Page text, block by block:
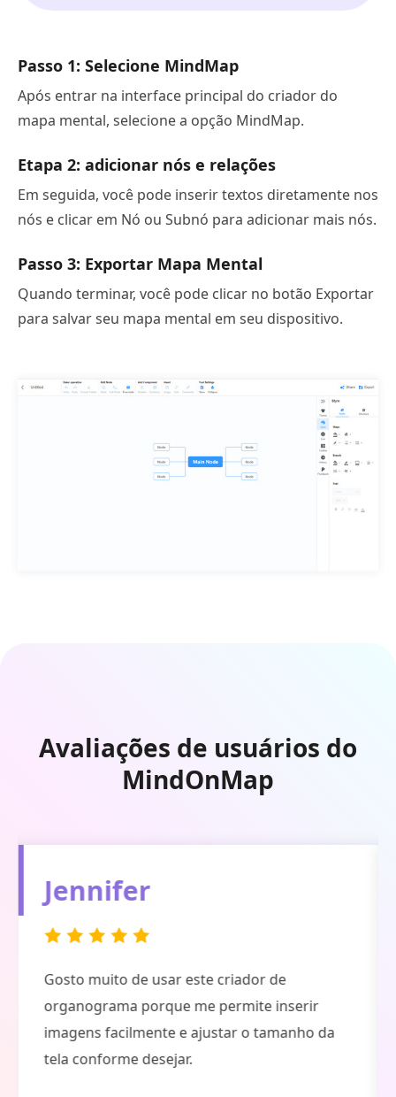
Passo 1: Selecione MindMap
Após entrar na interface principal do criador do
mapa mental, selecione a opção MindMap.
Etapa 2: adicionar nós e relações
Em seguida, você pode inserir textos diretamente nos
nós e clicar em Nó ou Subnó para adicionar mais nós.
Passo 3: Exportar Mapa Mental
Quando terminar, você pode clicar no botão Exportar
para salvar seu mapa mental em seu dispositivo.
Avaliações de usuários do
MindOnMap
Jennifer
Gosto muito de usar este criador de
organograma porque me permite inserir
imagens facilmente e ajustar o tamanho da
tela conforme desejar.